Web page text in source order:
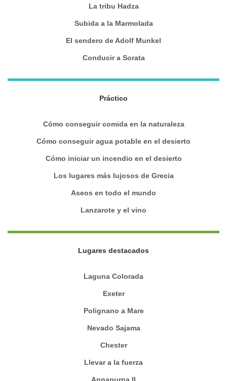
La tribu Hadza
Subida a la Marmolada
El sendero de Adolf Munkel
Conducir a Sorata
Práctico
Cómo conseguir comida en la naturaleza
Cómo conseguir agua potable en el desierto
Cómo iniciar un incendio en el desierto
Los lugares más lujosos de Grecia
Aseos en todo el mundo
Lanzarote y el vino
Lugares destacados
Laguna Colorada
Exeter
Polignano a Mare
Nevado Sajama
Chester
Llevar a la fuerza